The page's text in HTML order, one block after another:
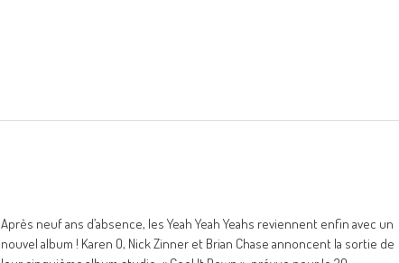
Après neuf ans d’absence, les Yeah Yeah Yeahs reviennent enfin avec un
nouvel album ! Karen O, Nick Zinner et Brian Chase annoncent la sortie de